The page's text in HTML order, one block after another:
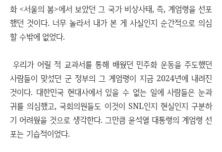
화 <서울의 봄>에서 보았던 그 국가 비상사태, 즉, 계엄령을 선포
했던 것이다. 너무 놀라서 내가 본 게 사실인지 순간적으로 의심
할 수밖에 없었다.
우리가 어릴 적 교과서를 통해 배웠던 민주화 운동을 주도했던
사람들이 맞섰던 군 정부의 그 계엄령이 지금 2024년에 내려진
것이다. 대한민국 현대사에서 있을 수 없는 일에 사람들은 눈과
귀를 의심했고, 국회의원들도 이것이 SNL인지 현실인지 구분하
기 어려웠을 것으로 생각한다. 그만큼 윤석열 대통령의 계엄령 선
포는 기습적이었다.